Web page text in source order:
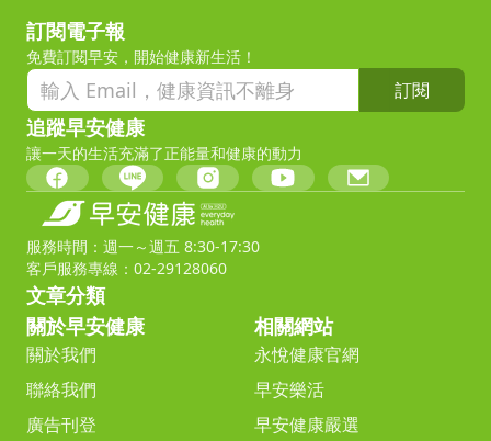
訂閱電子報
免費訂閱早安，開始健康新生活！
訂閱
追蹤早安健康
讓一天的生活充滿了正能量和健康的動力
服務時間：週一～週五 8:30-17:30
客戶服務專線：02-29128060
文章分類
關於早安健康
關於我們
聯絡我們
廣告刊登
相關網站
永悅健康官網
早安樂活
早安健康嚴選